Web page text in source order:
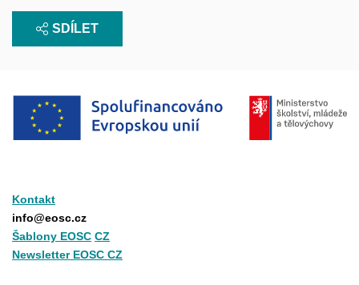
SDÍLET
Kontakt
info@eosc.cz
Šablony EOSC CZ
Newsletter EOSC CZ